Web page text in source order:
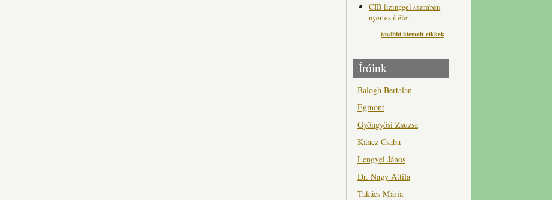
CIB lizinggel szemben
nyertes ítélet!
további kiemelt cikkek
Íróink
Balogh Bertalan
Egmont
Gyöngyösi Zsuzsa
Káncz Csaba
Lengyel János
Dr. Nagy Attila
Takács Mária